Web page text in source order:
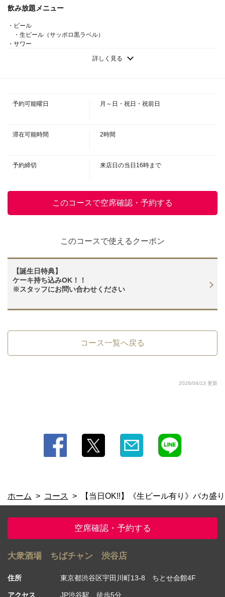
飲み放題メニュー
・ビール
・生ビール（サッポロ黒ラベル）
・サワー
・カクテル・梅酒
・ウーロン茶/緑茶/コーラ/ジンジャーエール/オレンジジュース/カルピス
詳しく見る
予約可能曜日 月～日・祝日・祝前日
滞在可能時間 2時間
予約締切 来店日の当日16時まで
このコースで空席確認・予約する
このコースで使えるクーポン
【誕生日特典】
ケーキ持ち込みOK！！
※スタッフにお問い合わせください
コース一覧へ戻る
2026/04/13 更新
120分飲み放題付3500円(税込) | 大衆酒場 ちばチャン 渋
閉じる
ホーム コース 【当日OK!!】《生ビール有り》バカ盛
空席確認・予約する
大衆酒場 ちばチャン 渋谷店
住所 東京都渋谷区宇田川町13-8 ちとせ会館4F
アクセス JP渋谷駅 徒歩5分